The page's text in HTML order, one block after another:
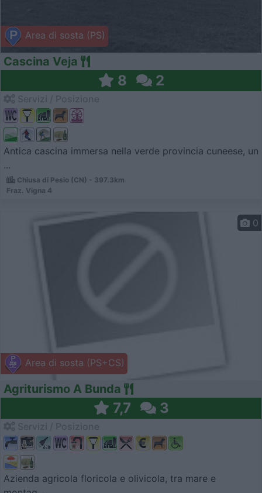
Area di sosta (PS)
Cascina Veja
8 2
Antica cascina immersa nella verde provincia cuneese, un
...
Chiusa di Pesio (CN) - 397.3km
Fraz. Vigna 4
Area di sosta (PS+CS)
0
Agriturismo A Bunda
7,7 3
Azienda agricola floricola e olivicola, tra mare e